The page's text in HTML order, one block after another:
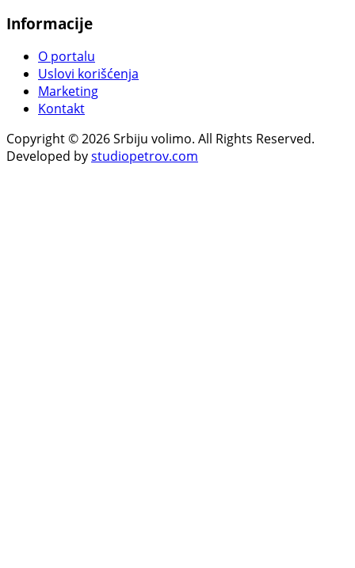
Informacije
O portalu
Uslovi korišćenja
Marketing
Kontakt
Copyright © 2026 Srbiju volimo. All Rights Reserved.
Developed bystudiopetrov.com